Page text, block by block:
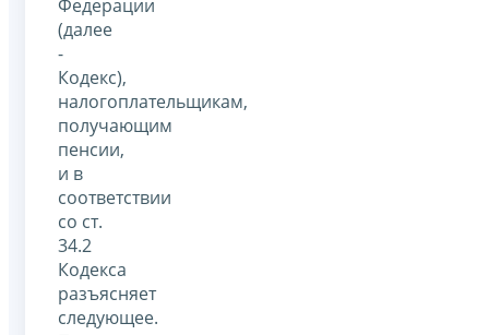
Федерации
(далее
-
Кодекс),
налогоплательщикам,
получающим
пенсии,
и в
соответствии
со ст.
34.2
Кодекса
разъясняет
следующее.